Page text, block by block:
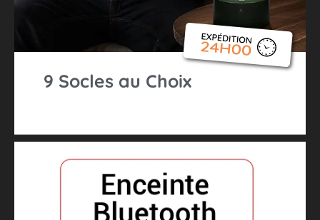
9 Socles au Choix